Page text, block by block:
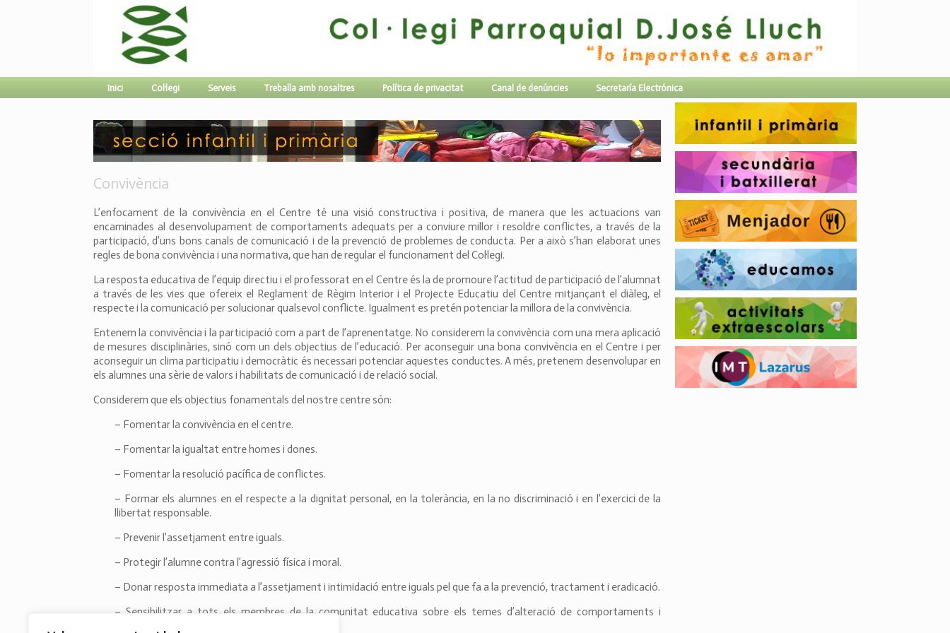
Inici Col·legi Serveis Treballa amb nosaltres Política de privacitat Canal de denúncies Secretaría Electrónica
Convivència
L’enfocament de la convivència en el Centre té una visió constructiva i positiva, de manera que les actuacions van
encaminades al desenvolupament de comportaments adequats per a conviure millor i resoldre conflictes, a través de la
participació, d’uns bons canals de comunicació i de la prevenció de problemes de conducta. Per a això s’han elaborat unes
regles de bona convivència i una normativa, que han de regular el funcionament del Col·legi.
La resposta educativa de l’equip directiu i el professorat en el Centre és la de promoure l’actitud de participació de l’alumnat
a través de les vies que ofereix el Reglament de Règim Interior i el Projecte Educatiu del Centre mitjançant el diàleg, el
respecte i la comunicació per solucionar qualsevol conflicte. Igualment es pretén potenciar la millora de la convivència.
Entenem la convivència i la participació com a part de l’aprenentatge. No considerem la convivència com una mera aplicació
de mesures disciplinàries, sinó com un dels objectius de l’educació. Per aconseguir una bona convivència en el Centre i per
aconseguir un clima participatiu i democràtic és necessari potenciar aquestes conductes. A més, pretenem desenvolupar en
els alumnes una sèrie de valors i habilitats de comunicació i de relació social.
Considerem que els objectius fonamentals del nostre centre són:
– Fomentar la convivència en el centre.
– Fomentar la igualtat entre homes i dones.
– Fomentar la resolució pacífica de conflictes.
– Formar els alumnes en el respecte a la dignitat personal, en la tolerància, en la no discriminació i en l’exercici de la
llibertat responsable.
– Prevenir l’assetjament entre iguals.
– Protegir l’alumne contra l’agressió física i moral.
– Donar resposta immediata a l’assetjament i intimidació entre iguals pel que fa a la prevenció, tractament i eradicació.
– Sensibilitzar a tots els membres de la comunitat educativa sobre els temes d’alteració de comportaments i